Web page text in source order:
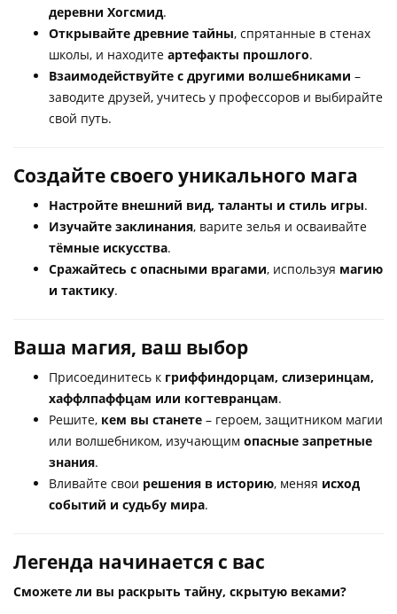
деревни Хогсмид.
Открывайте древние тайны, спрятанные в стенах
школы, и находите артефакты прошлого.
Взаимодействуйте с другими волшебниками –
заводите друзей, учитесь у профессоров и выбирайте
свой путь.
Создайте своего уникального мага
Настройте внешний вид, таланты и стиль игры.
Изучайте заклинания, варите зелья и осваивайте
тёмные искусства.
Сражайтесь с опасными врагами, используя магию
и тактику.
Ваша магия, ваш выбор
Присоединитесь к гриффиндорцам, слизеринцам,
хаффлпаффцам или когтевранцам.
Решите, кем вы станете – героем, защитником магии
или волшебником, изучающим опасные запретные
знания.
Вливайте свои решения в историю, меняя исход
событий и судьбу мира.
Легенда начинается с вас
Сможете ли вы раскрыть тайну, скрытую веками?